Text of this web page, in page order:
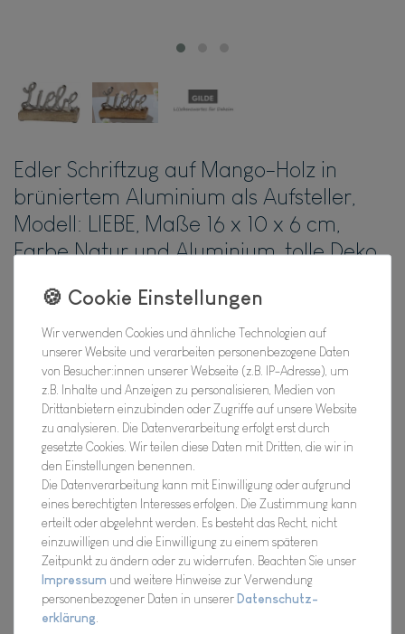
Edler Schriftzug auf Mango-Holz in
brüniertem Aluminium als Aufsteller,
Modell: LIEBE, Maße 16 x 10 x 6 cm,
Farbe Natur und Aluminium, tolle Deko
Zuhause.
Hersteller
Artikel Nr.:
20FBA10873
13,43 EUR*
Inhalt1 Stück
Verfügbarkeit: Für Dich da, Versand 2-3 Tage
Wir verwenden Cookies und ähnliche Technologien auf
unserer Website und verarbeiten personenbezogene Daten
von Besucher:innen unserer Webseite (z.B. IP-Adresse), um
z.B. Inhalte und Anzeigen zu personalisieren, Medien von
Drittanbietern einzubinden oder Zugriffe auf unsere Website
zu analysieren. Die Datenverarbeitung erfolgt erst durch
gesetzte Cookies. Wir teilen diese Daten mit Dritten, die wir in
den Einstellungen benennen.
Die Datenverarbeitung kann mit Einwilligung oder aufgrund
eines berechtigten Interesses erfolgen. Die Zustimmung kann
erteilt oder abgelehnt werden. Es besteht das Recht, nicht
einzuwilligen und die Einwilligung zu einem späteren
Zeitpunkt zu ändern oder zu widerrufen. Beachten Sie unser
Impressum und weitere Hinweise zur Verwendung
personenbezogener Daten in unsererDaten­schutz­
erklärung